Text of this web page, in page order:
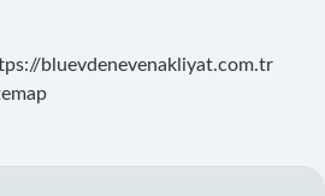
bluevdenevenakliyat.com.tr